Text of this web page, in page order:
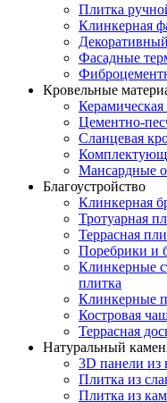
Плитка
Клинкерная
Фасадные
Кровельные
Керамическая
Цементно-
Сланцевая
Мансардные
Благоустройство
Клинкерная
Тротуарная
Террасная
Поребрики и
Клинкерные
плитка
Клинкерные
Костровая
Террасная
Натуральный
3D панели из
Плитка из
Плитка из